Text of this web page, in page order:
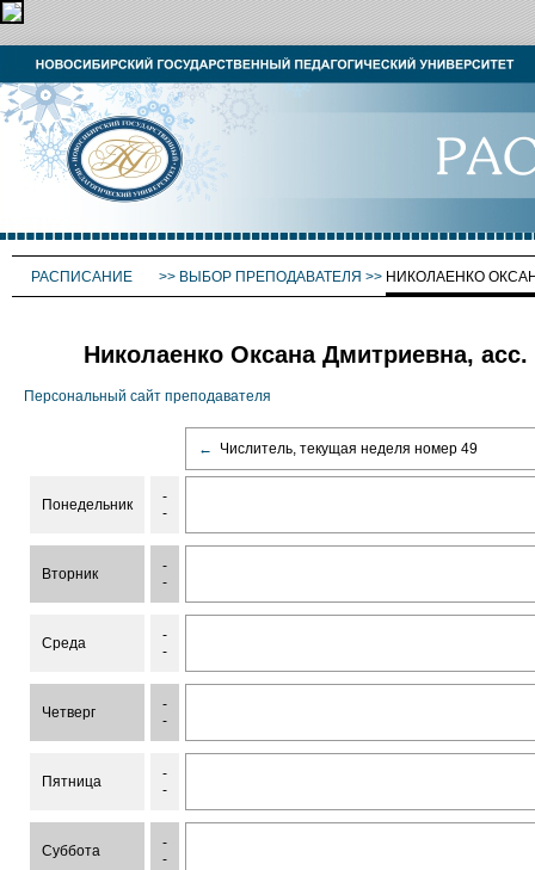
РАСПИСАНИЕ >> ВЫБОР ПРЕПОДАВАТЕЛЯ >> НИКОЛАЕНКО
Николаенко Оксана Дмитриевна, асс.
Персональный сайт преподавателя
← Числитель, текущая неделя номер 49
Понедельник
-
-
Вторник
-
-
Среда
-
-
Четверг
-
-
Пятница
-
-
Суббота
-
-